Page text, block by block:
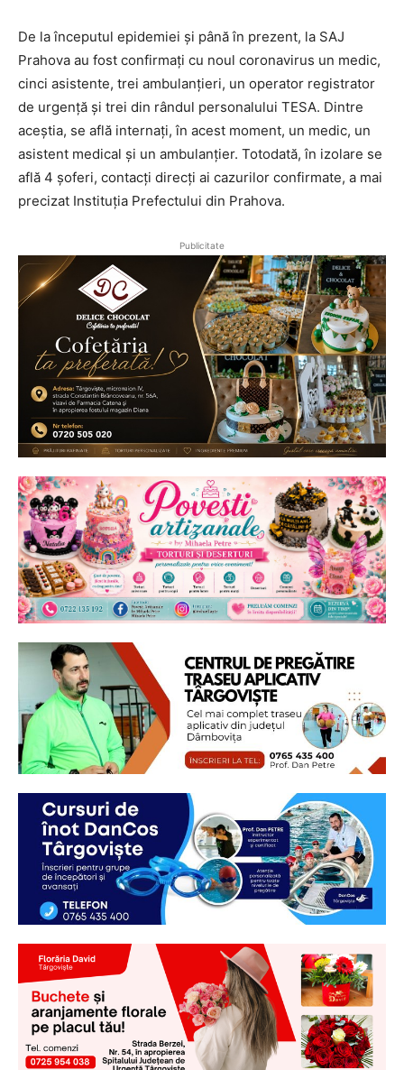
De la începutul epidemiei și până în prezent, la SAJ
Prahova au fost confirmați cu noul coronavirus un medic,
cinci asistente, trei ambulanțieri, un operator registrator
de urgență și trei din rândul personalului TESA. Dintre
aceștia, se află internați, în acest moment, un medic, un
asistent medical și un ambulanțier. Totodată, în izolare se
află 4 șoferi, contacți direcți ai cazurilor confirmate, a mai
precizat Instituția Prefectului din Prahova.
Publicitate